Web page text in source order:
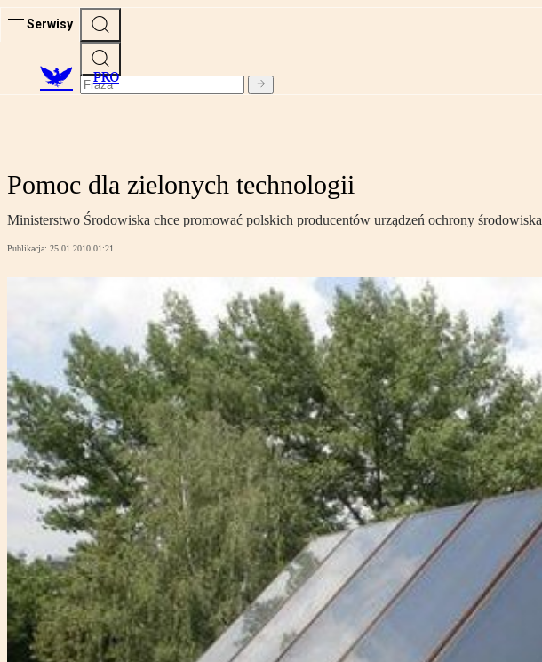
Serwisy
PRO
Pomoc dla zielonych technologii
Ministerstwo Środowiska chce promować polskich producentów urządzeń ochrony środowiska
Publikacja: 25.01.2010 01:21